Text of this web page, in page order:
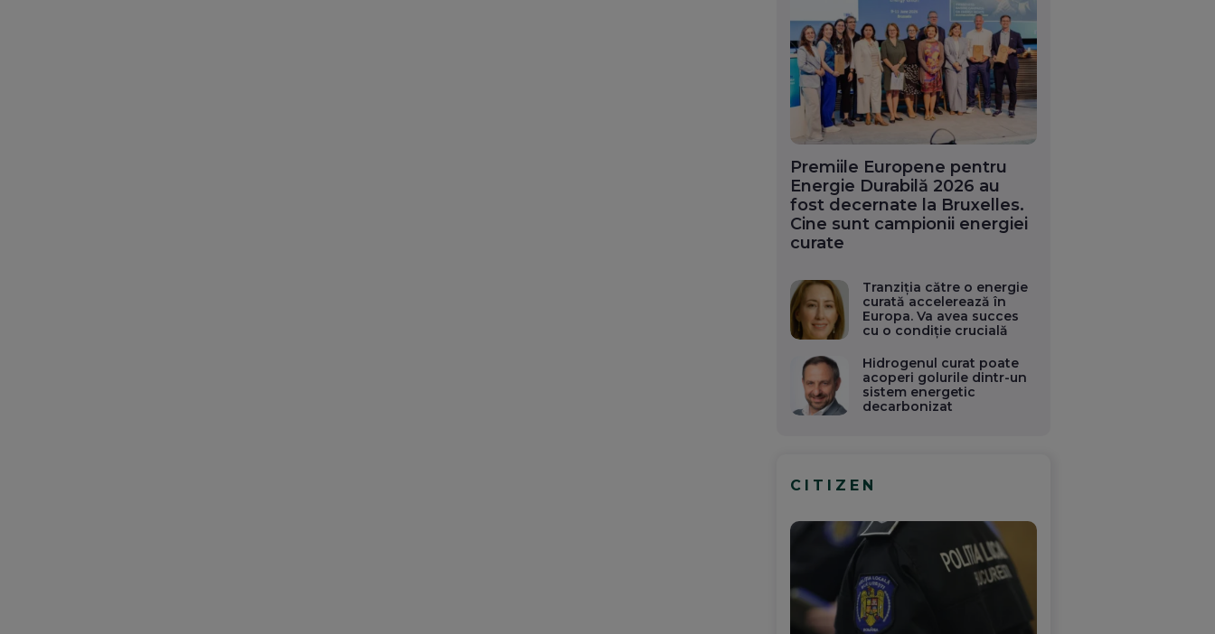
Premiile Europene pentru
Energie Durabilă 2026 au
fost decernate la Bruxelles.
Cine sunt campionii energiei
curate
Tranziția către o energie
curată accelerează în
Europa. Va avea succes
cu o condiție crucială
Hidrogenul curat poate
acoperi golurile dintr-un
sistem energetic
decarbonizat
CITIZEN